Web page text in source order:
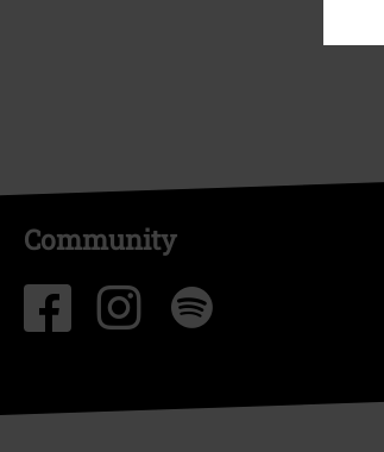
Community